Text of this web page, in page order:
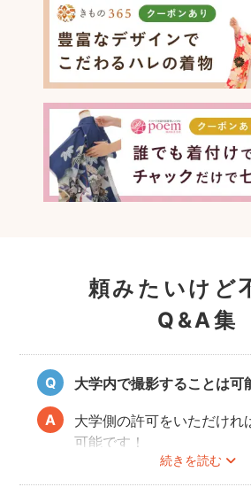
頼みたいけど
Q&A集
大学内で撮影することは可
続きを読む
大学側の許可をいただけれ
可能です！
事前にユーザーご自身で必
のご確認をお願いいたしま